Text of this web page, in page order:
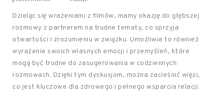
Dzieląc się wrażeniami z filmów, mamy okazję do głębszej
rozmowy z partnerem na trudne tematy, co sprzyja
otwartości i zrozumieniu w związku. Umożliwia to również
wyrażenie swoich własnych emocji i przemyśleń, które
mogą być trudne do zasugerowania w codziennych
rozmowach. Dzięki tym dyskusjom, można zacieśnić więzi,
co jest kluczowe dla zdrowego i pełnego wsparcia relacji.